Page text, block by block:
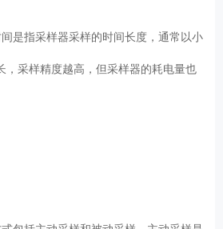
时间是指采样器采样的时间长度，通常以小
，采样精度越高，但采样器的耗电量也